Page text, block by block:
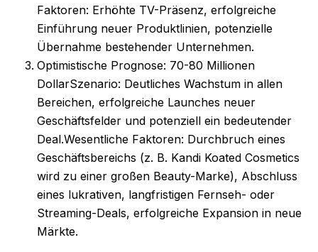
Faktoren: Erhöhte TV-Präsenz, erfolgreiche
Einführung neuer Produktlinien, potenzielle
Übernahme bestehender Unternehmen.
Optimistische Prognose: 70-80 Millionen
DollarSzenario: Deutliches Wachstum in allen
Bereichen, erfolgreiche Launches neuer
Geschäftsfelder und potenziell ein bedeutender
Deal.Wesentliche Faktoren: Durchbruch eines
Geschäftsbereichs (z. B. Kandi Koated Cosmetics
wird zu einer großen Beauty-Marke), Abschluss
eines lukrativen, langfristigen Fernseh- oder
Streaming-Deals, erfolgreiche Expansion in neue
Märkte.